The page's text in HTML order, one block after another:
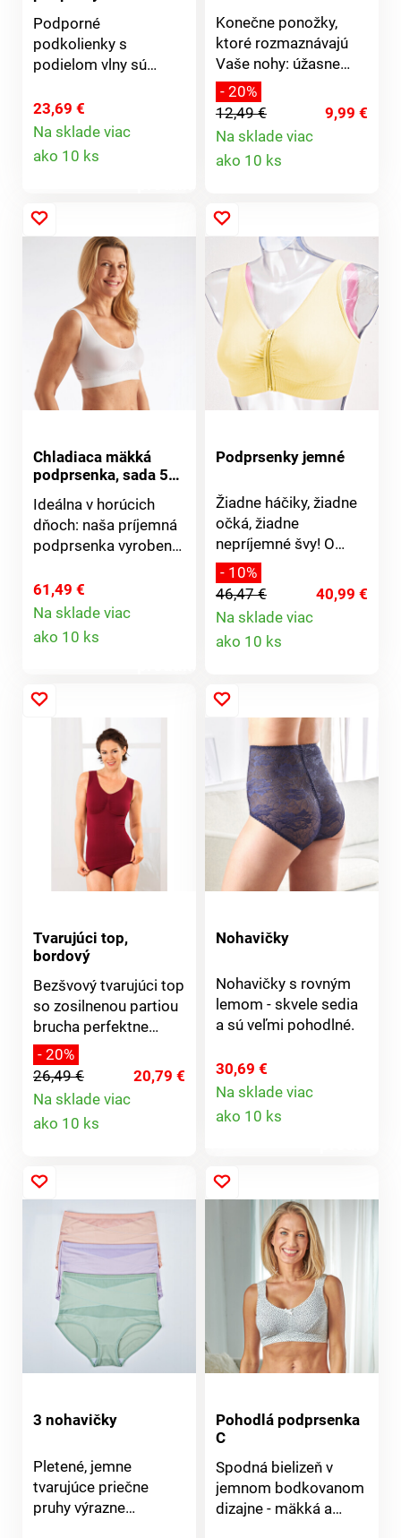
Podporné
podkolienky s
podielom vlny sú
cestovaní, dlhom státí
a sedení. Stimulujú
krvný obeh a
Dobre vypracovaná
päta, ručne viazaná
špička, komfortný lem
bez otlakov.
23,69 €
Na sklade viac
ako 10 ks
Konečne ponožky,
ktoré rozmaznávajú
Vaše nohy: úžasne
mäkké, priedušné a
vysokoelastické,
netlačia a
nezarezávajú sa.
- 20%
12,49 €
9,99 €
Na sklade viac
ako 10 ks
Chladiaca mäkká
podprsenka, sada 5
Ideálna v horúcich
dňoch: naša príjemná
podprsenka vyrobená
chladivého high-tech
materiálu - prirodzene
priedušná a pružná.
bez zovretia. Žiadne
háčiky, žiadne pútka,
žiadne zarezávajúce
sa švy. Pohodlné
ramienka sa
nezarezávajú, široký
pás pod prsiami sa
61,49 €
Na sklade viac
ako 10 ks
Podprsenky jemné
Žiadne háčiky, žiadne
očká, žiadne
nepríjemné švy! O
tejto mäkkej
podprsenke ste vždy
snívali. Mäkká a
príjemná, ako druhá
koža, tvaruje a
aby sťahovala alebo
bola viditeľná pod
oblečením. Predný
zips pre ľahké
obliekanie, ramienka
sa nezarezávajú,
široká guma pod
prsiami sa nezhŕňa.
- 10%
46,47 €
40,99 €
Na sklade viac
ako 10 ks
Tvarujúci top,
bordový
Bezšvový tvarujúci top
so zosilnenou partiou
brucha perfektne
formuje a odčaruje
Vám jednu konfekčnú
veľkosť. Príťažlivé
nariasenie v oblasti
poprsia. Podopiera a
prekríženým
ramienkam.
- 20%
26,49 €
20,79 €
Na sklade viac
ako 10 ks
Nohavičky
Nohavičky s rovným
lemom - skvele sedia
a sú veľmi pohodlné.
30,69 €
Na sklade viac
ako 10 ks
3 nohavičky
Pletené, jemne
tvarujúce priečne
pruhy výrazne
Pohodlá podprsenka
C
Spodná bielizeň v
jemnom bodkovanom
dizajne - mäkká a